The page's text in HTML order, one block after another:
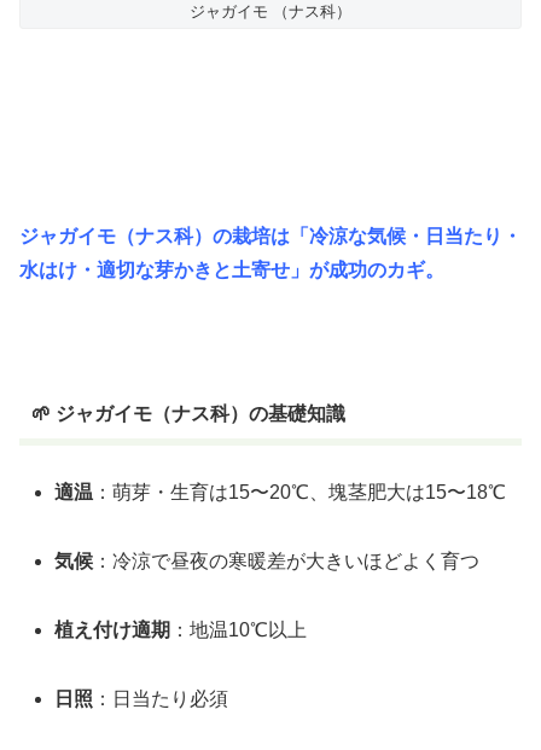
ジャガイモ （ナス科）
ジャガイモ（ナス科）の栽培は「冷涼な気候・日当たり・
水はけ・適切な芽かきと土寄せ」が成功のカギ。
🌱 ジャガイモ（ナス科）の基礎知識
適温 ：萌芽・生育は15〜20℃、塊茎肥大は15〜18℃
気候 ：冷涼で昼夜の寒暖差が大きいほどよく育つ
植え付け適期 ：地温10℃以上
日照 ：日当たり必須